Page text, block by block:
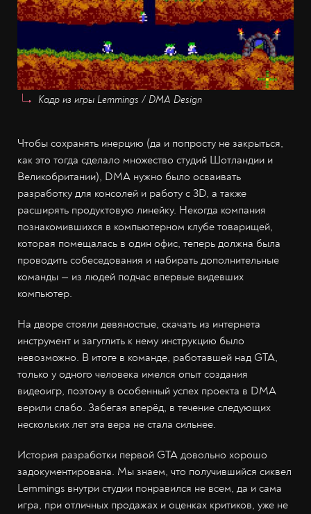
Кадр из игры Lemmings / DMA Design
Чтобы сохранять инерцию (да и попросту не закрыться,
как это тогда сделало множество студий Шотландии и
Великобритании), DMA нужно было осваивать
разработку для консолей и работу с 3D, а также
расширять продуктовую линейку. Некогда компания
познакомившихся в компьютерном клубе товарищей,
которая помещалась в один офис, теперь должна была
проводить собеседования и набирать дополнительные
команды — из людей подчас впервые видевших
компьютер.
На дворе стояли девяностые, скачать из интернета
инструмент и загуглить к нему инструкцию было
невозможно. В итоге в команде, работавшей над GTA,
только у одного человека имелся опыт создания
видеоигр, поэтому в особенный успех проекта в DMA
верили слабо. Забегая вперёд, в течение следующих
нескольких лет эта вера не стала сильнее.
История разработки первой GTA довольно хорошо
задокументирована. Мы знаем, что получившийся сиквел
Lemmings внутри студии понравился не всем, да и сама
игра, при отличных продажах и оценках критиков, уже не